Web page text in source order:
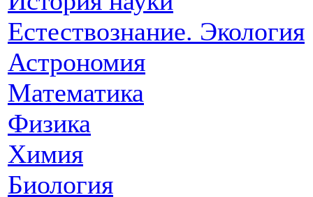
Естествознание. Экология
Астрономия
Математика
Физика
Химия
Биология